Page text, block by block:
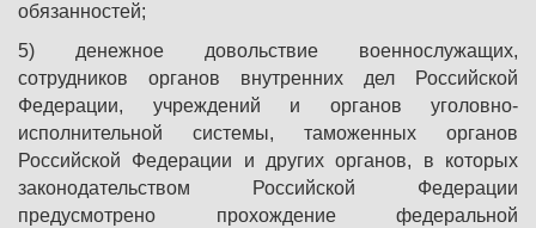
обязанностей;
5) денежное довольствие военнослужащих,
сотрудников органов внутренних дел Российской
Федерации, учреждений и органов уголовно-
исполнительной системы, таможенных органов
Российской Федерации и других органов, в которых
законодательством Российской Федерации
предусмотрено прохождение федеральной